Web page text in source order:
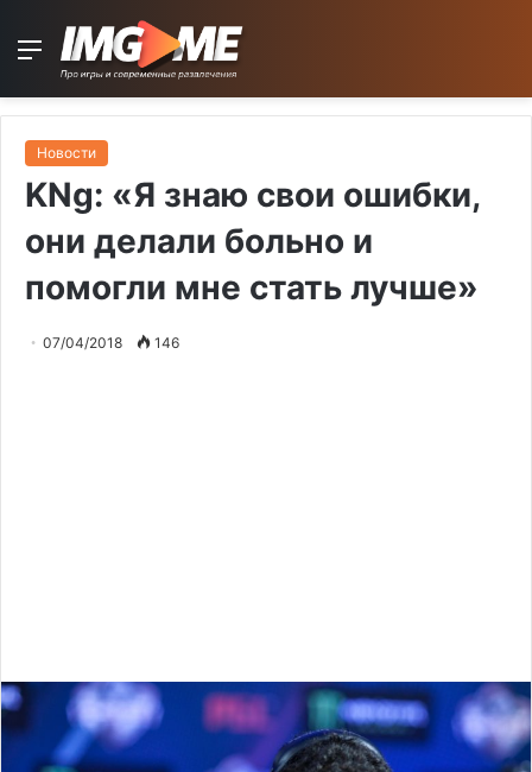
Menu
Новости
KNg: «Я знаю свои ошибки,
они делали больно и
помогли мне стать лучше»
07/04/2018 146